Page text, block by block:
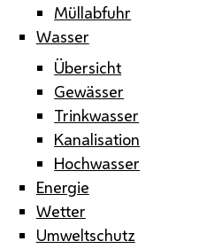
Müllabfuhr
Wasser
Übersicht
Gewässer
Trinkwasser
Kanalisation
Hochwasser
Energie
Wetter
Umweltschutz